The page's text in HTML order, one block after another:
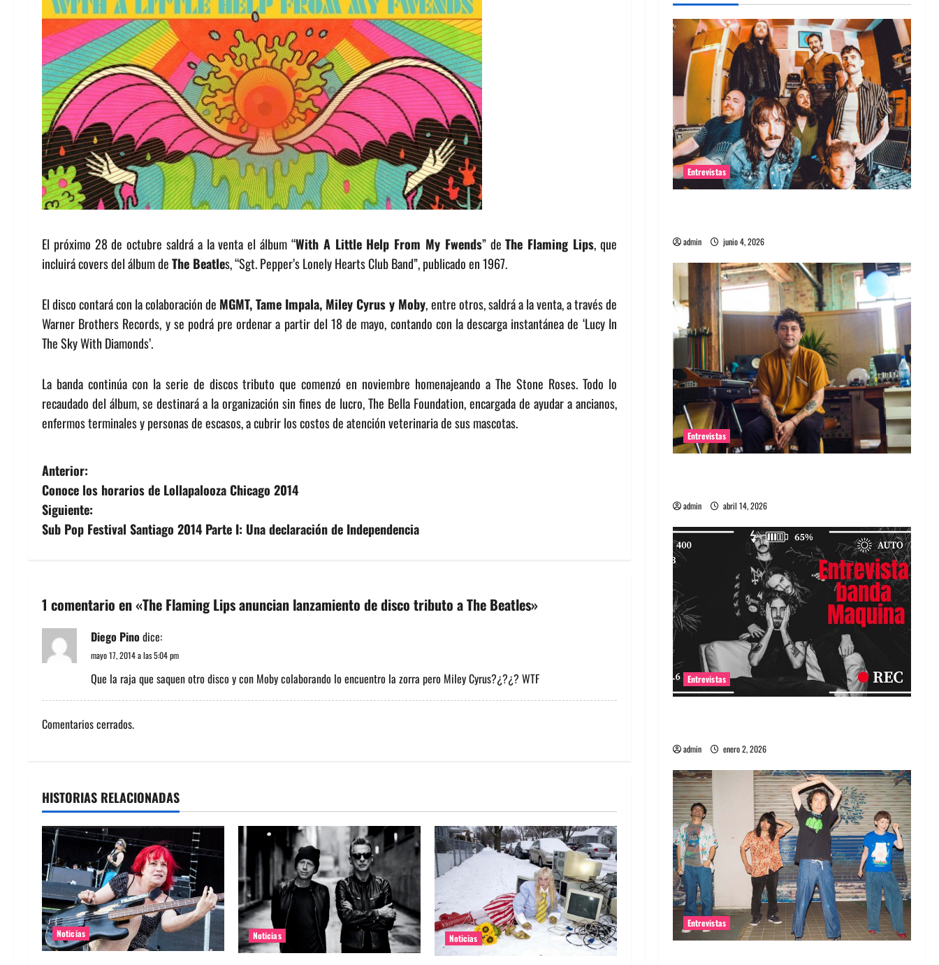
El próximo 28 de octubre saldrá a la venta el álbum “With A Little Help From My Fwends” deThe Flaming Lips, que
incluirá covers del álbum deThe Beatles, “Sgt. Pepper’s Lonely Hearts Club Band”, publicado en 1967.
El disco contará con la colaboración de MGMT, Tame Impala, Miley Cyrus y Moby, entre otros, saldrá a la venta, a través de
Warner Brothers Records, y se podrá pre ordenar a partir del 18 de mayo, contando con la descarga instantánea de ‘Lucy In
The Sky With Diamonds’.
La banda continúa con la serie de discos tributo que comenzó en noviembre homenajeando a The Stone Roses. Todo lo
recaudado del álbum, se destinará a la organización sin fines de lucro, The Bella Foundation, encargada de ayudar a ancianos,
enfermos terminales y personas de escasos, a cubrir los costos de atención veterinaria de sus mascotas.
N
a
v
g
a
c
ó
n
e
e
n
t
r
a
Anterior:
Conoce los horarios de Lollapalooza Chicago 2014
Siguiente:
Sub Pop Festival Santiago 2014 Parte I: Una declaración de Independencia
1 comentario en «The Flaming Lips anuncian lanzamiento de disco tributo a The Beatles»
Diego Pinodice:
mayo 17, 2014 a las 5:04 pm
Que la raja que saquen otro disco y con Moby colaborando lo encuentro la zorra pero Miley Cyrus?¿?¿? WTF
Comentarios cerrados.
HISTORIAS RELACIONADAS
Noticias Noticias Noticias
Entrevistas
admin junio 4, 2026
Entrevistas
admin abril 14, 2026
Entrevistas
admin enero 2, 2026
Entrevistas